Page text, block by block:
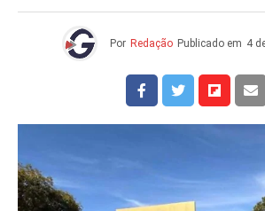
Por Redação Publicado em 4